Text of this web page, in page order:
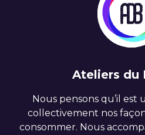
Ateliers du
Nous pensons qu’il
collectivement nos
consommer. Nous